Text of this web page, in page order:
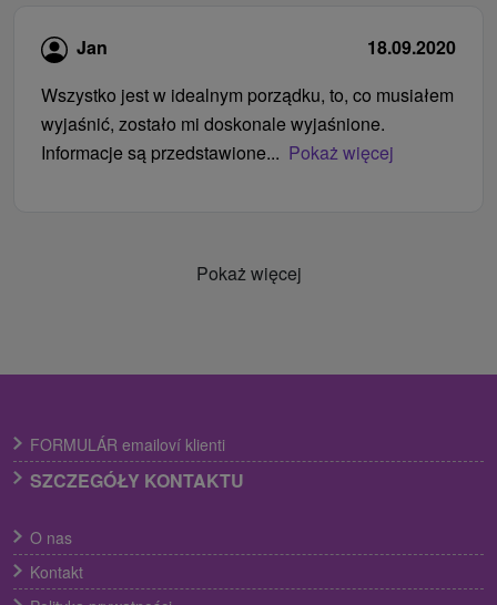
Jan
18.09.2020
Wszystko jest w idealnym porządku, to, co musiałem
wyjaśnić, zostało mi doskonale wyjaśnione.
Informacje są przedstawione... Pokaż więcej
Pokaż więcej
FORMULÁR emailoví klienti
SZCZEGÓŁY KONTAKTU
O nas
Kontakt